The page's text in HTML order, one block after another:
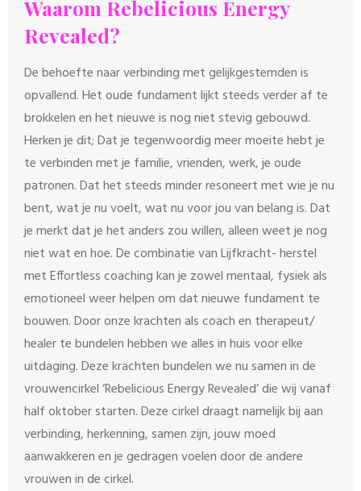
Waarom Rebelicious Energy
Revealed?
De behoefte naar verbinding met gelijkgestemden is
opvallend. Het oude fundament lijkt steeds verder af te
brokkelen en het nieuwe is nog niet stevig gebouwd.
Herken je dit; Dat je tegenwoordig meer moeite hebt je
te verbinden met je familie, vrienden, werk, je oude
patronen. Dat het steeds minder resoneert met wie je nu
bent, wat je nu voelt, wat nu voor jou van belang is. Dat
je merkt dat je het anders zou willen, alleen weet je nog
niet wat en hoe. De combinatie van Lijfkracht- herstel
met Effortless coaching kan je zowel mentaal, fysiek als
emotioneel weer helpen om dat nieuwe fundament te
bouwen. Door onze krachten als coach en therapeut/
healer te bundelen hebben we alles in huis voor elke
uitdaging. Deze krachten bundelen we nu samen in de
vrouwencirkel ‘Rebelicious Energy Revealed’ die wij vanaf
half oktober starten. Deze cirkel draagt namelijk bij aan
verbinding, herkenning, samen zijn, jouw moed
aanwakkeren en je gedragen voelen door de andere
vrouwen in de cirkel.